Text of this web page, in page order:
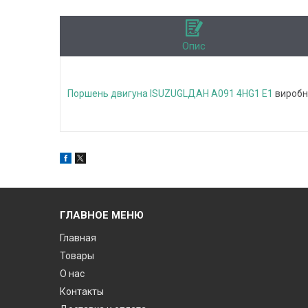
Опис
Поршень двигуна ISUZUGLДАН А091 4HG1 E1
ГЛАВНОЕ МЕНЮ
Главная
Товары
О нас
Контакты